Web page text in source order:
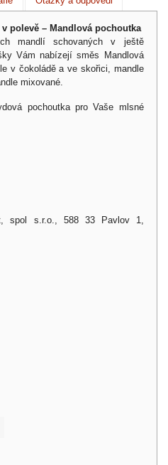
polevě – Mandlová pochoutka
mandlí schovaných v ještě
Vám nabízejí směs Mandlová
v čokoládě a ve skořici, mandle
mixované.
pochoutka pro Vaše mlsné
spol s.r.o., 588 33 Pavlov 1,